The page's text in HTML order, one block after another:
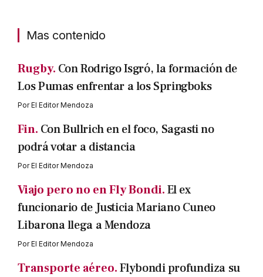
Mas contenido
Rugby. Con Rodrigo Isgró, la formación de
Los Pumas enfrentar a los Springboks
PorEl Editor Mendoza
Fin. Con Bullrich en el foco, Sagasti no
podrá votar a distancia
PorEl Editor Mendoza
Viajo pero no en Fly Bondi.El ex
funcionario de Justicia Mariano Cuneo
Libarona llega a Mendoza
PorEl Editor Mendoza
Transporte aéreo.Flybondi profundiza su